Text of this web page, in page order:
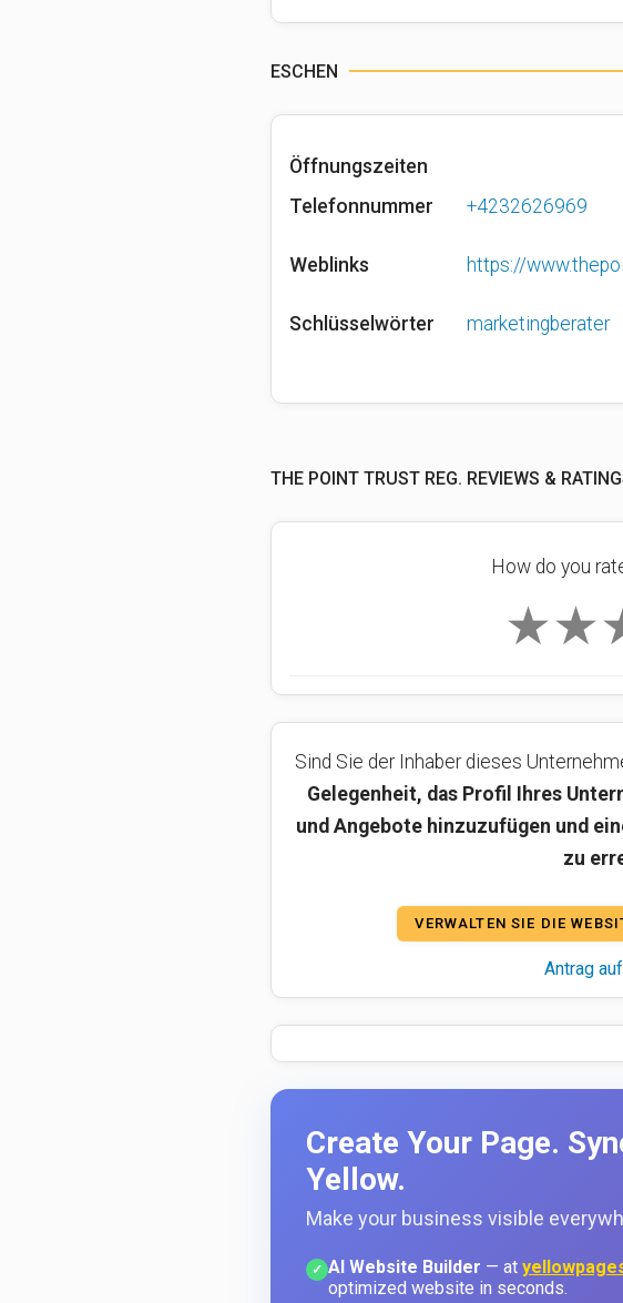
ESCHEN
Öffnungszeiten
Telefonnummer
+4232626969
Weblinks https://
Schlüsselwörter marketingberater
THE POINT TRUST REG. REVIEWS &
How do you
★
★
Sind Sie der Inhaber dieses
Gelegenheit, das Profil Ihres
und Angebote hinzuzufügen und
zu
VERWALTEN SIE DIE
Antrag
Create Your Page.
Yellow.
Make your business visible
✓ AI Website Builder — at
optimized website in seconds.